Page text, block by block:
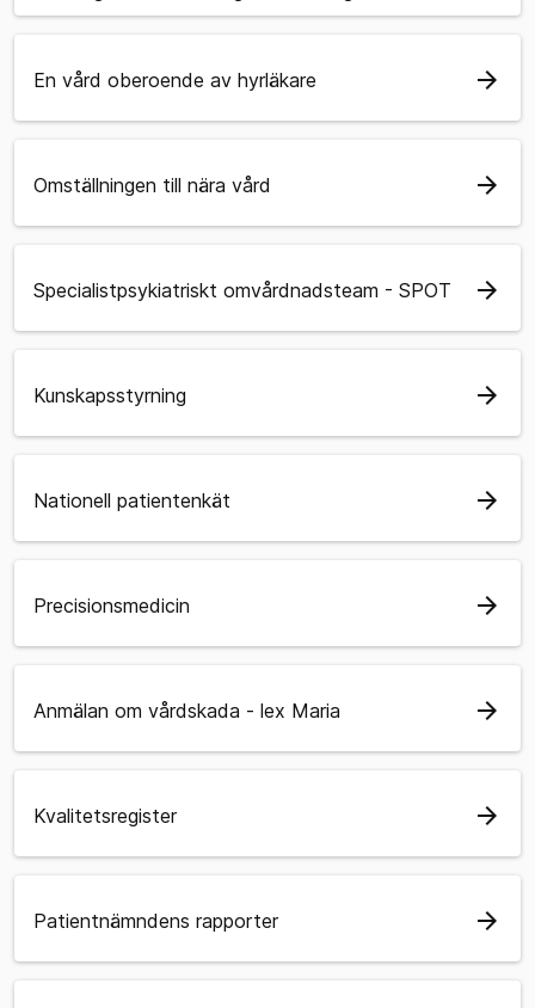
En vård oberoende av hyrläkare arrow_forward
Omställningen till nära vård arrow_forward
Specialistpsykiatriskt omvårdnadsteam - SPOT arrow_forward
Kunskapsstyrning arrow_forward
Nationell patientenkät arrow_forward
Precisionsmedicin arrow_forward
Anmälan om vårdskada - lex Maria arrow_forward
Kvalitetsregister arrow_forward
Patientnämndens rapporter arrow_forward